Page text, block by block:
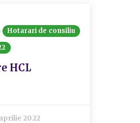
Hotarari de consiliu
HCL
2022